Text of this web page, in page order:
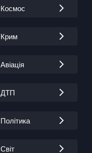
Космос
Крим
Авіація
ДТП
Політика
Світ